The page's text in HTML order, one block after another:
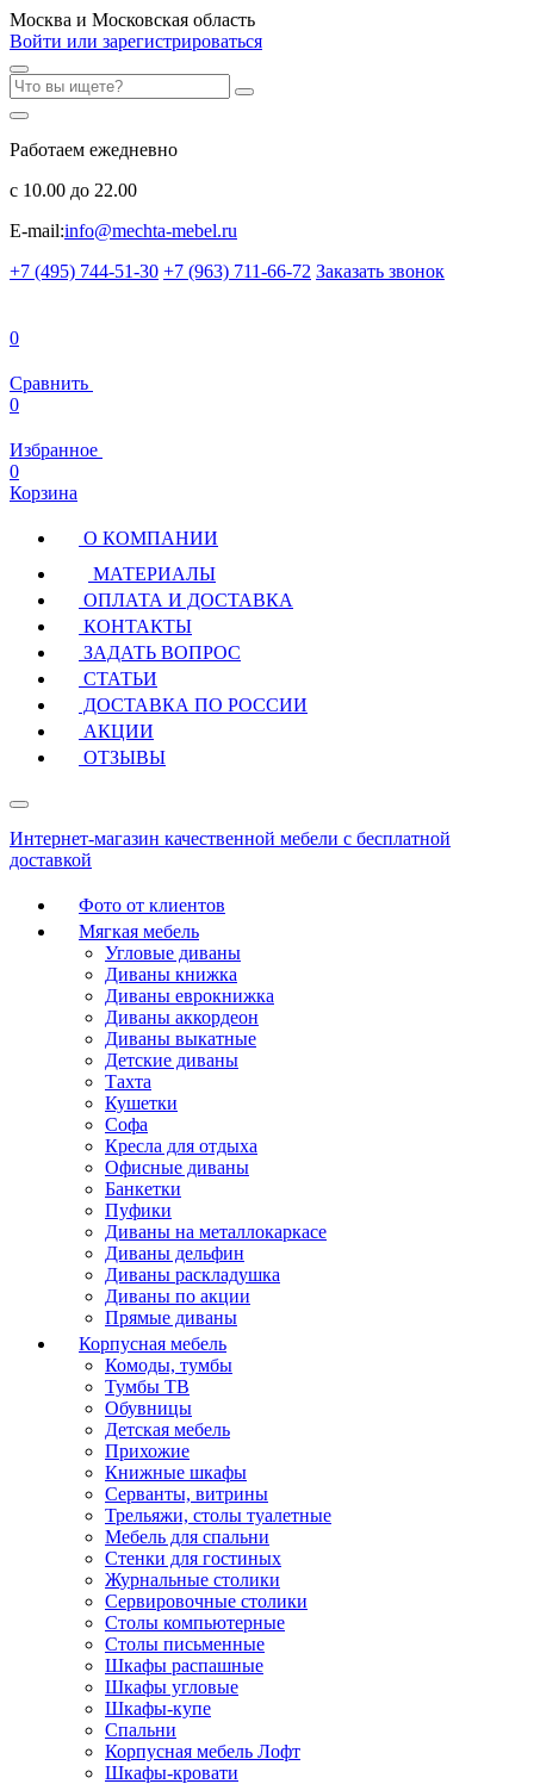
Москва и Московская область
Войти или зарегистрироваться
Работаем ежедневно
с 10.00 до 22.00
E-mail:info@mechta-mebel.ru
+7 (495) 744-51-30 +7 (963) 711-66-72 Заказать звонок
0
Сравнить
0
Избранное
0
Корзина
О КОМПАНИИ
МАТЕРИАЛЫ
ОПЛАТА И ДОСТАВКА
КОНТАКТЫ
ЗАДАТЬ ВОПРОС
СТАТЬИ
ДОСТАВКА ПО РОССИИ
АКЦИИ
ОТЗЫВЫ
Интернет-магазин качественной мебели с бесплатной
доставкой
Фото от клиентов
Мягкая мебель
Угловые диваны
Диваны книжка
Диваны еврокнижка
Диваны аккордеон
Диваны выкатные
Детские диваны
Тахта
Кушетки
Софа
Кресла для отдыха
Офисные диваны
Банкетки
Пуфики
Диваны на металлокаркасе
Диваны дельфин
Диваны раскладушка
Диваны по акции
Прямые диваны
Корпусная мебель
Комоды, тумбы
Тумбы ТВ
Обувницы
Детская мебель
Прихожие
Книжные шкафы
Серванты, витрины
Трельяжи, столы туалетные
Мебель для спальни
Стенки для гостиных
Журнальные столики
Сервировочные столики
Столы компьютерные
Столы письменные
Шкафы распашные
Шкафы угловые
Шкафы-купе
Спальни
Корпусная мебель Лофт
Шкафы-кровати